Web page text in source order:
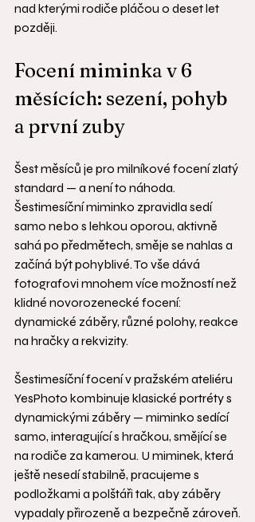
nad kterými rodiče pláčou o deset let
později.
Focení miminka v 6
měsících: sezení, pohyb
a první zuby
Šest měsíců je pro milníkové focení zlatý
standard — a není to náhoda.
Šestimesíční miminko zpravidla sedí
samo nebo s lehkou oporou, aktivně
sahá po předmětech, směje se nahlas a
začíná být pohyblivé. To vše dává
fotografovi mnohem více možností než
klidné novorozenecké focení:
dynamické záběry, různé polohy, reakce
na hračky a rekvizity.
Šestimesíční focení v pražském ateliéru
YesPhoto kombinuje klasické portréty s
dynamickými záběry — miminko sedící
samo, interagující s hračkou, smějící se
na rodiče za kamerou. U miminek, která
ještě nesedí stabilně, pracujeme s
podložkami a polštáři tak, aby záběry
vypadaly přirozeně a bezpečně zároveň.